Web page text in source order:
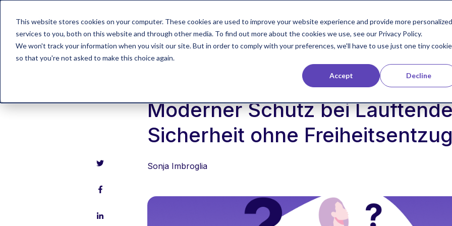
This website stores cookies on your computer. These cookies are used to improve your website experience and provide more personalized
services to you, both on this website and through other media. To find out more about the cookies we use, see our Privacy Policy.
We won't track your information when you visit our site. But in order to comply with your preferences, we'll have to use just one tiny cookie
so that you're not asked to make this choice again.
Accept Decline
Lösung Referenzen Technologie Blog Developer
Moderner Schutz bei
Sicherheit ohne Freiheitsentzug
Sonja Imbroglia